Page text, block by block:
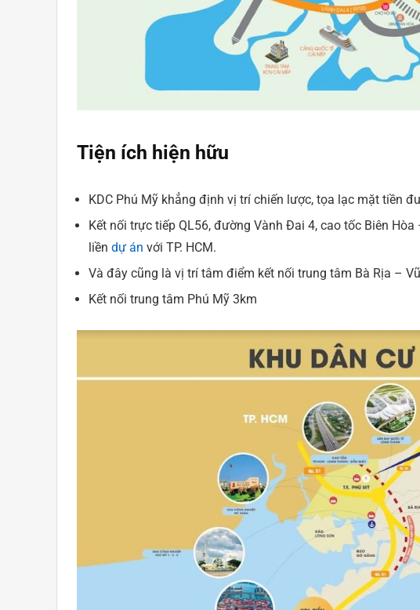
Tiện ích hiện hữu
KDC Phú Mỹ khẳng định vị trí chiến lược, tọa lạc mặt tiền
Kết nối trực tiếp QL56, đường Vành Đai 4, cao tốc Biên
liền dự án với TP. HCM.
Và đây cũng là vị trí tâm điểm kết nối trung tâm Bà Rịa –
Kết nối trung tâm Phú Mỹ 3km